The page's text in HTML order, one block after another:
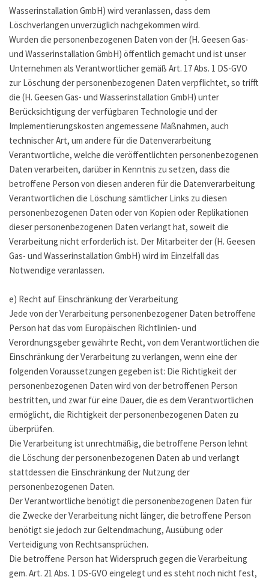
Wasserinstallation GmbH) wird veranlassen, dass dem
Löschverlangen unverzüglich nachgekommen wird.
Wurden die personenbezogenen Daten von der (H. Geesen Gas-
und Wasserinstallation GmbH) öffentlich gemacht und ist unser
Unternehmen als Verantwortlicher gemäß Art. 17 Abs. 1 DS-GVO
zur Löschung der personenbezogenen Daten verpflichtet, so trifft
die (H. Geesen Gas- und Wasserinstallation GmbH) unter
Berücksichtigung der verfügbaren Technologie und der
Implementierungskosten angemessene Maßnahmen, auch
technischer Art, um andere für die Datenverarbeitung
Verantwortliche, welche die veröffentlichten personenbezogenen
Daten verarbeiten, darüber in Kenntnis zu setzen, dass die
betroffene Person von diesen anderen für die Datenverarbeitung
Verantwortlichen die Löschung sämtlicher Links zu diesen
personenbezogenen Daten oder von Kopien oder Replikationen
dieser personenbezogenen Daten verlangt hat, soweit die
Verarbeitung nicht erforderlich ist. Der Mitarbeiter der (H. Geesen
Gas- und Wasserinstallation GmbH) wird im Einzelfall das
Notwendige veranlassen.
e) Recht auf Einschränkung der Verarbeitung
Jede von der Verarbeitung personenbezogener Daten betroffene
Person hat das vom Europäischen Richtlinien- und
Verordnungsgeber gewährte Recht, von dem Verantwortlichen die
Einschränkung der Verarbeitung zu verlangen, wenn eine der
folgenden Voraussetzungen gegeben ist: Die Richtigkeit der
personenbezogenen Daten wird von der betroffenen Person
bestritten, und zwar für eine Dauer, die es dem Verantwortlichen
ermöglicht, die Richtigkeit der personenbezogenen Daten zu
überprüfen.
Die Verarbeitung ist unrechtmäßig, die betroffene Person lehnt
die Löschung der personenbezogenen Daten ab und verlangt
stattdessen die Einschränkung der Nutzung der
personenbezogenen Daten.
Der Verantwortliche benötigt die personenbezogenen Daten für
die Zwecke der Verarbeitung nicht länger, die betroffene Person
benötigt sie jedoch zur Geltendmachung, Ausübung oder
Verteidigung von Rechtsansprüchen.
Die betroffene Person hat Widerspruch gegen die Verarbeitung
gem. Art. 21 Abs. 1 DS-GVO eingelegt und es steht noch nicht fest,